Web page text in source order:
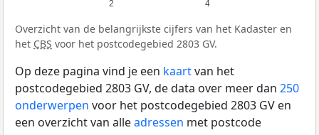
2 4
Overzicht van de belangrijkste cijfers van het Kadaster en
het CBS voor het postcodegebied 2803 GV.
Op deze pagina vind je een kaartvan het
postcodegebied 2803 GV, de data over meer dan 250
onderwerpen voor het postcodegebied 2803 GV en
een overzicht van alleadressen met postcode